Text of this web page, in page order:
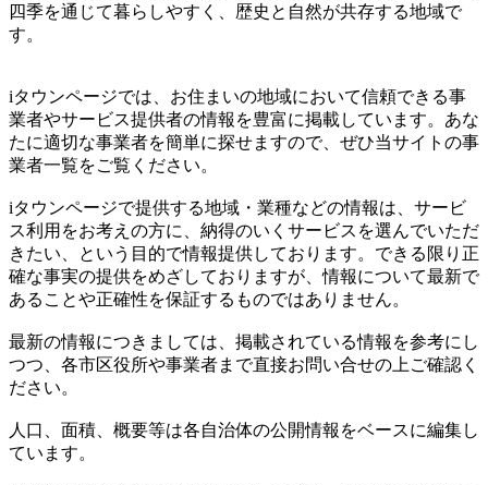
四季を通じて暮らしやすく、歴史と自然が共存する地域で
す。
iタウンページでは、お住まいの地域において信頼できる事
業者やサービス提供者の情報を豊富に掲載しています。あな
たに適切な事業者を簡単に探せますので、ぜひ当サイトの事
業者一覧をご覧ください。
iタウンページで提供する地域・業種などの情報は、サービ
ス利用をお考えの方に、納得のいくサービスを選んでいただ
きたい、という目的で情報提供しております。できる限り正
確な事実の提供をめざしておりますが、情報について最新で
あることや正確性を保証するものではありません。
最新の情報につきましては、掲載されている情報を参考にし
つつ、各市区役所や事業者まで直接お問い合せの上ご確認く
ださい。
人口、面積、概要等は各自治体の公開情報をベースに編集し
ています。